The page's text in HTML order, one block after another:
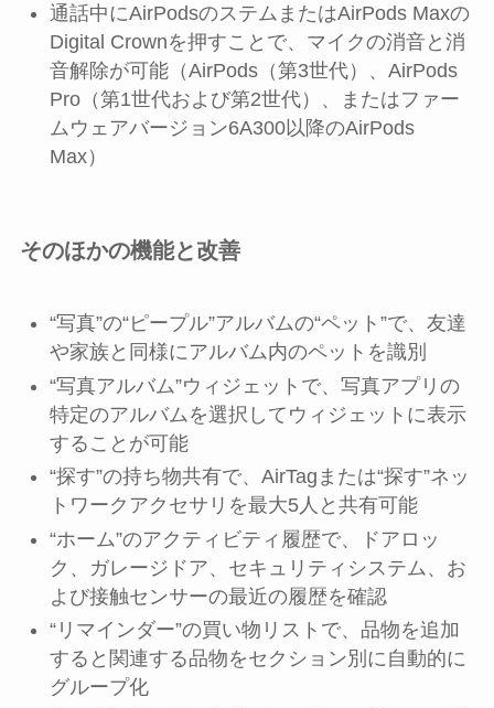
通話中にAirPodsのステムまたはAirPods Maxの
Digital Crownを押すことで、マイクの消音と消
音解除が可能（AirPods（第3世代）、AirPods
Pro（第1世代および第2世代）、またはファー
ムウェアバージョン6A300以降のAirPods
Max）
そのほかの機能と改善
“写真”の“ピープル”アルバムの“ペット”で、友達
や家族と同様にアルバム内のペットを識別
“写真アルバム”ウィジェットで、写真アプリの
特定のアルバムを選択してウィジェットに表示
することが可能
“探す”の持ち物共有で、AirTagまたは“探す”ネッ
トワークアクセサリを最大5人と共有可能
“ホーム”のアクティビティ履歴で、ドアロッ
ク、ガレージドア、セキュリティシステム、お
よび接触センサーの最近の履歴を確認
“リマインダー”の買い物リストで、品物を追加
すると関連する品物をセクション別に自動的に
グループ化